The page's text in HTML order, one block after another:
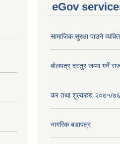
eGov
सामाजिक सुरक्षा पाउने
बोलपत्र दस्तुर जम्मा गर्ने
कर तथा शुल्कहरु २०७५/७६
नागरिक बडापत्र